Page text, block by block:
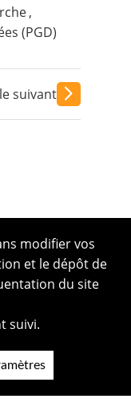
,
(PGD)
suivant
modifier vos
et le dépôt de
du site
suivi.